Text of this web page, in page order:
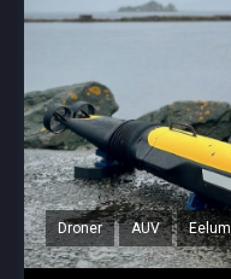
Droner AUV